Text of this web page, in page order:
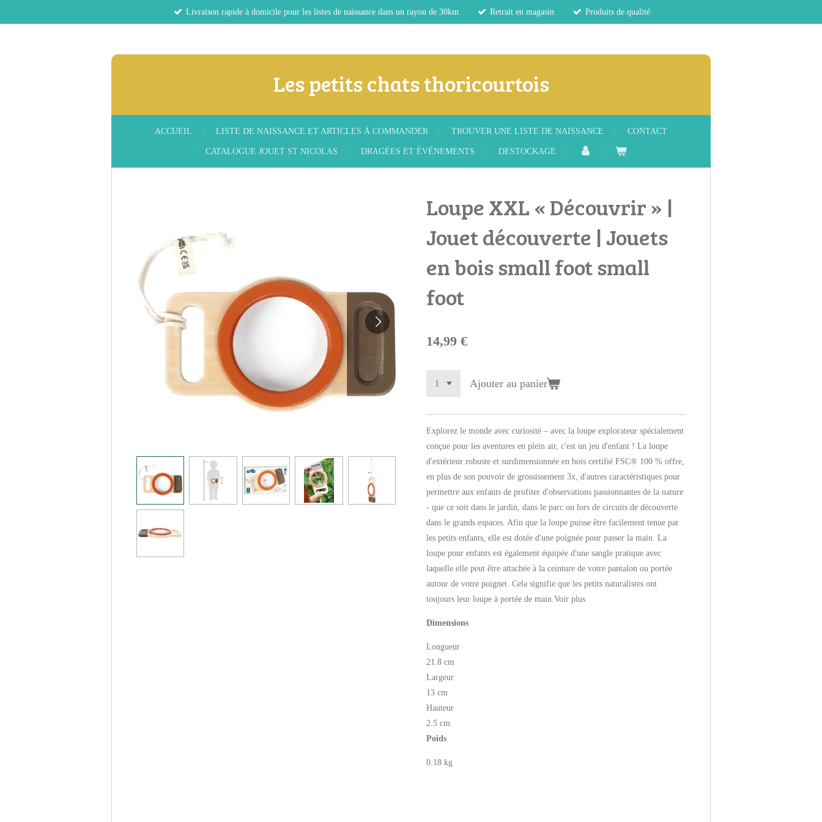
Livraison rapide à domicile pour les listes de naissance dans un rayon de 30km Retrait en magasin Produits de qualité
Les petits chats thoricourtois
ACCUEIL LISTE DE NAISSANCE ET ARTICLES À COMMANDER TROUVER UNE LISTE DE NAISSANCE CONTACT
CATALOGUE JOUET ST NICOLAS DRAGÉES ET ÉVÉNEMENTS DESTOCKAGE
Loupe XXL « Découvrir » |
Jouet découverte | Jouets
en bois small foot small
foot
14,99 €
Ajouter au panier
Explorez le monde avec curiosité – avec la loupe explorateur spécialement
conçue pour les aventures en plein air, c'est un jeu d'enfant ! La loupe
d'extérieur robuste et surdimensionnée en bois certifié FSC® 100 % offre,
en plus de son pouvoir de grossissement 3x, d'autres caractéristiques pour
permettre aux enfants de profiter d'observations passionnantes de la nature
- que ce soit dans le jardin, dans le parc ou lors de circuits de découverte
dans le grands espaces. Afin que la loupe puisse être facilement tenue par
les petits enfants, elle est dotée d'une poignée pour passer la main. La
loupe pour enfants est également équipée d'une sangle pratique avec
laquelle elle peut être attachée à la ceinture de votre pantalon ou portée
autour de votre poignet. Cela signifie que les petits naturalistes ont
toujours leur loupe à portée de main. Voir plus
Dimensions
Longueur
21.8 cm
Largeur
13 cm
Hauteur
2.5 cm
Poids
0.18 kg